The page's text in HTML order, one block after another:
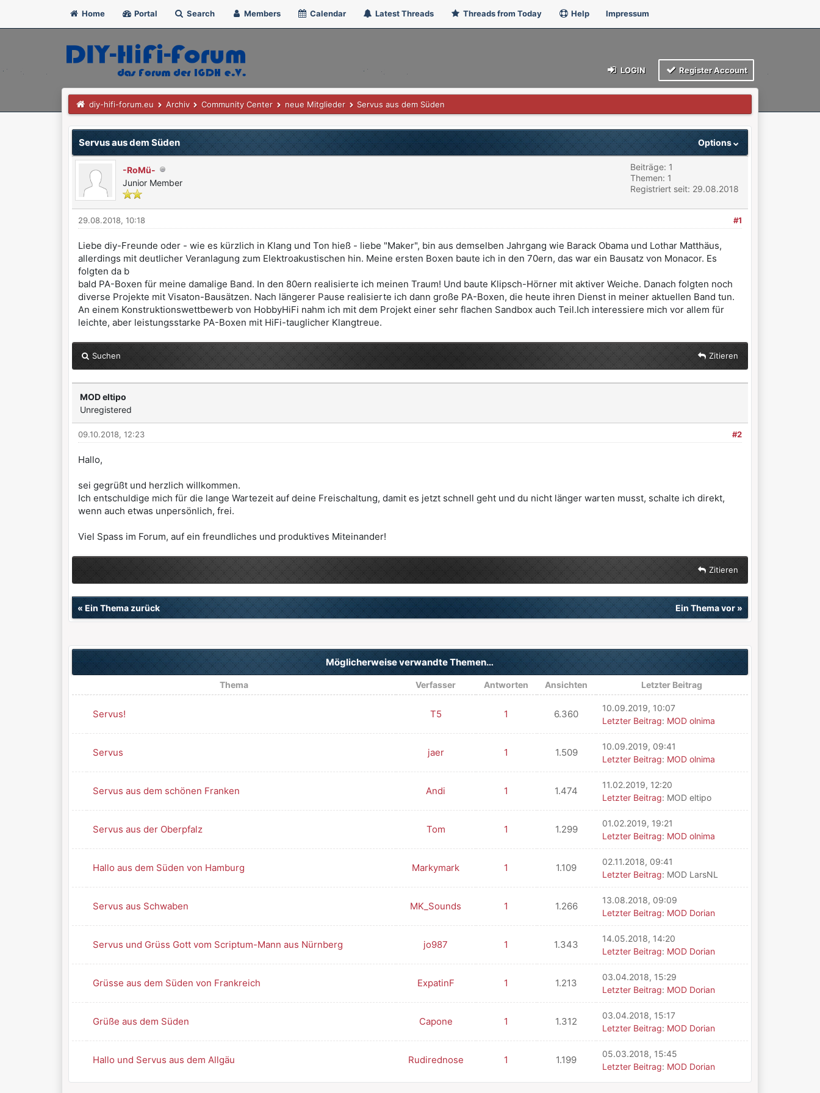
Home Portal Search Members Calendar Latest Threads Threads from Today Help Impressum
LOGIN Register Account
diy-hifi-forum.eu Archiv Community Center neue Mitglieder Servus aus dem Süden
Options
Servus aus dem Süden
-RoMü-
Junior Member
Beiträge: 1
Themen: 1
Registriert seit: 29.08.2018
#1
29.08.2018, 10:18
Liebe diy-Freunde oder - wie es kürzlich in Klang und Ton hieß - liebe "Maker", bin aus demselben Jahrgang wie Barack Obama und Lothar Matthäus,
allerdings mit deutlicher Veranlagung zum Elektroakustischen hin. Meine ersten Boxen baute ich in den 70ern, das war ein Bausatz von Monacor. Es
folgten da b
bald PA-Boxen für meine damalige Band. In den 80ern realisierte ich meinen Traum! Und baute Klipsch-Hörner mit aktiver Weiche. Danach folgten noch
diverse Projekte mit Visaton-Bausätzen. Nach längerer Pause realisierte ich dann große PA-Boxen, die heute ihren Dienst in meiner aktuellen Band tun.
An einem Konstruktionswettbewerb von HobbyHiFi nahm ich mit dem Projekt einer sehr flachen Sandbox auch Teil.Ich interessiere mich vor allem für
leichte, aber leistungsstarke PA-Boxen mit HiFi-tauglicher Klangtreue.
Suchen Zitieren
MOD eltipo
Unregistered
#2
09.10.2018, 12:23
Hallo,
sei gegrüßt und herzlich willkommen.
Ich entschuldige mich für die lange Wartezeit auf deine Freischaltung, damit es jetzt schnell geht und du nicht länger warten musst, schalte ich direkt,
wenn auch etwas unpersönlich, frei.
Viel Spass im Forum, auf ein freundliches und produktives Miteinander!
Zitieren
« Ein Thema zurück Ein Thema vor»
Möglicherweise verwandte Themen…
Thema Verfasser Antworten Ansichten Letzter Beitrag
Servus! T5 1 6.360
10.09.2019, 10:07
Letzter Beitrag: MOD olnima
Servus jaer 1 1.509
10.09.2019, 09:41
Letzter Beitrag: MOD olnima
Servus aus dem schönen Franken Andi 1 1.474
11.02.2019, 12:20
Letzter Beitrag: MOD eltipo
Servus aus der Oberpfalz Tom 1 1.299
01.02.2019, 19:21
Letzter Beitrag: MOD olnima
Hallo aus dem Süden von Hamburg Markymark 1 1.109
02.11.2018, 09:41
Letzter Beitrag: MOD LarsNL
Servus aus Schwaben MK_Sounds 1 1.266
13.08.2018, 09:09
Letzter Beitrag: MOD Dorian
Servus und Grüss Gott vom Scriptum-Mann aus Nürnberg jo987 1 1.343
14.05.2018, 14:20
Letzter Beitrag: MOD Dorian
Grüsse aus dem Süden von Frankreich ExpatinF 1 1.213
03.04.2018, 15:29
Letzter Beitrag: MOD Dorian
Grüße aus dem Süden Capone 1 1.312
03.04.2018, 15:17
Letzter Beitrag: MOD Dorian
Hallo und Servus aus dem Allgäu Rudirednose 1 1.199
05.03.2018, 15:45
Letzter Beitrag: MOD Dorian